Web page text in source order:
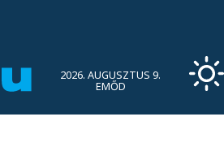
2026. AUGUSZTUS 9.
EMŐD